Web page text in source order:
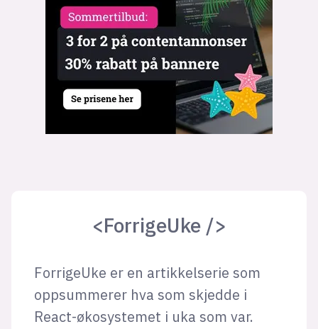
<ForrigeUke />
ForrigeUke er en artikkelserie som
oppsummerer hva som skjedde i
React-økosystemet i uka som var.